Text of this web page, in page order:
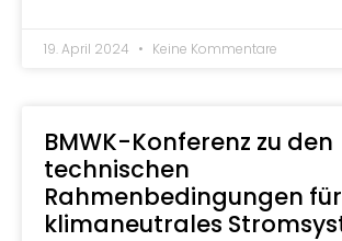
19. April 2024 Keine Kommentare
BMWK-Konferenz zu den
technischen
Rahmenbedingungen
klimaneutrales